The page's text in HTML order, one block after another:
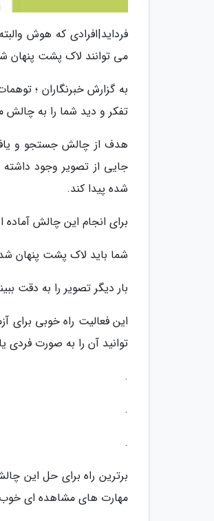
می توانند لاک پشت پنهان شده در
به گزارش خبرنگاران ؛
تفکر و دید شما را به
هدف از چالش جستجو و
جایی از تصویر وجود
شده پیدا کند.
برای انجام این چالش آماده
شما باید لاک پشت پنهان شده در
بار دیگر تصویر را به دقت
این فعالیت راه خوبی
توانید آن را به صورت فردی
.
.
.
برترین راه برای حل این
مهارت های مشاهده ای خوب و تمرکز